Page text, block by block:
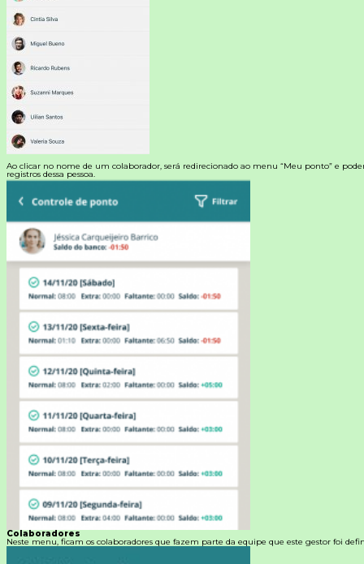
Ao clicar no nome de um colaborador, será redirecionado ao menu “Meu ponto” e
registros dessa pessoa.
Colaboradores
Neste menu, ficam os colaboradores que fazem parte da equipe que este gestor foi